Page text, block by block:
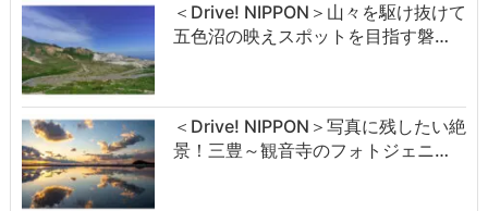
＜Drive! NIPPON＞山々を駆け抜けて
五色沼の映えスポットを目指す磐…
＜Drive! NIPPON＞写真に残したい絶
景！三豊～観音寺のフォトジェニ…